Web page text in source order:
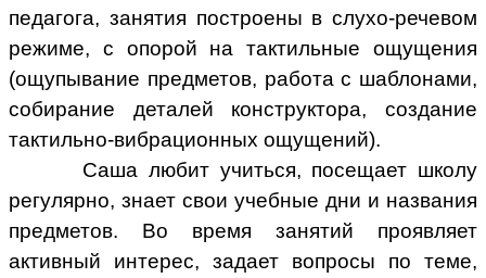
педагога, занятия построены в слухо-речевом
режиме, с опорой на тактильные ощущения
(ощупывание предметов, работа с шаблонами,
собирание деталей конструктора, создание
тактильно-вибрационных ощущений).
Саша любит учиться, посещает школу
регулярно, знает свои учебные дни и названия
предметов. Во время занятий проявляет
активный интерес, задает вопросы по теме,